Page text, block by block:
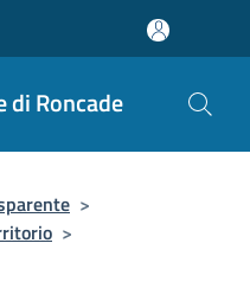
di Roncade
>
>